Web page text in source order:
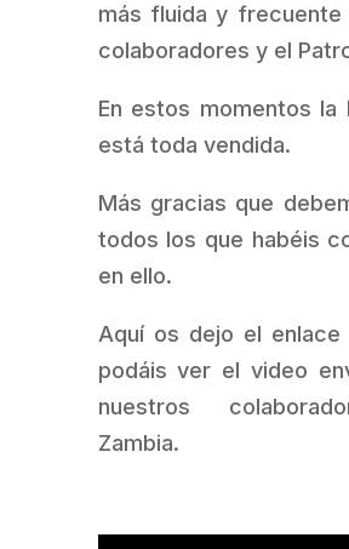
más fluida y frecuente
colaboradores y el
En estos momentos la
está toda vendida.
Más gracias que
todos los que habéis
en ello.
Aquí os dejo el enlace
podáis ver el video
nuestros
Zambia.